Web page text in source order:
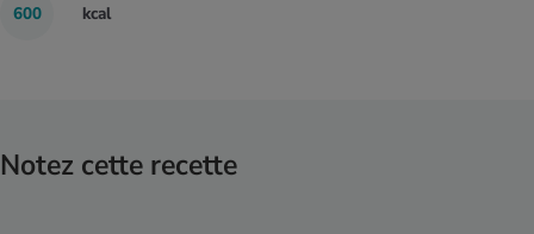
600 kcal
Notez cette recette